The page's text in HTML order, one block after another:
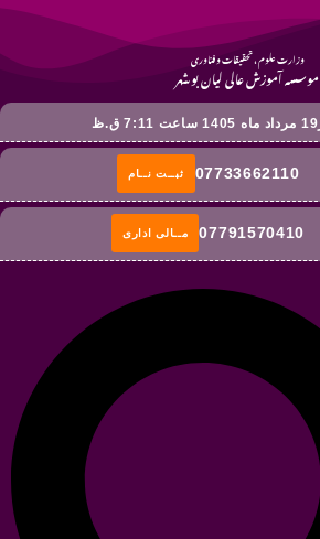
وزارت علوم ، تحقیقات و فناوری
موسسه آموزش عالی لیان بوشهر
07733662110 ثبــت نــام
07791570410 مــالی اداری